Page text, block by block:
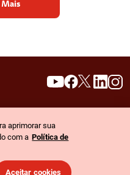
Mais
search
os direitos reservados.
aprimorar sua
com a Política de
Aceitar cookies